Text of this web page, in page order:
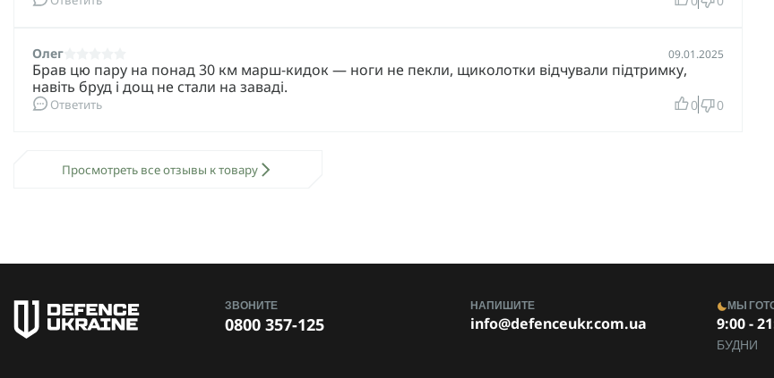
Олег 09.01.2025
Брав цю пару на понад 30 км марш-кидок — ноги не пекли, щиколотки відчували підтримку,
навіть бруд і дощ не стали на заваді.
Ответить 0 0
Просмотреть все отзывы к товару
ЗВОНИТЕ
0800 357-125
НАПИШИТЕ
info@defenceukr.com.ua
МЫ
9:00 -
БУДНИ